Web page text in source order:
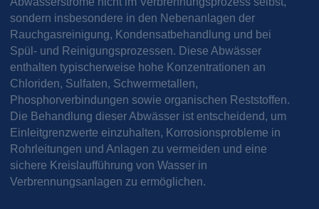
sondern insbesondere in den Nebenanlagen der
Rauchgasreinigung, Kondensatbehandlung und bei
Spül- und Reinigungsprozessen. Diese Abwässer
enthalten typischerweise hohe Konzentrationen an
Chloriden, Sulfaten, Schwermetallen,
Phosphorverbindungen sowie organischen Reststoffen.
Die Behandlung dieser Abwässer ist entscheidend, um
Einleitgrenzwerte einzuhalten, Korrosionsprobleme in
Rohrleitungen und Anlagen zu vermeiden und eine
sichere Kreislaufführung von Wasser in
Verbrennungsanlagen zu ermöglichen.